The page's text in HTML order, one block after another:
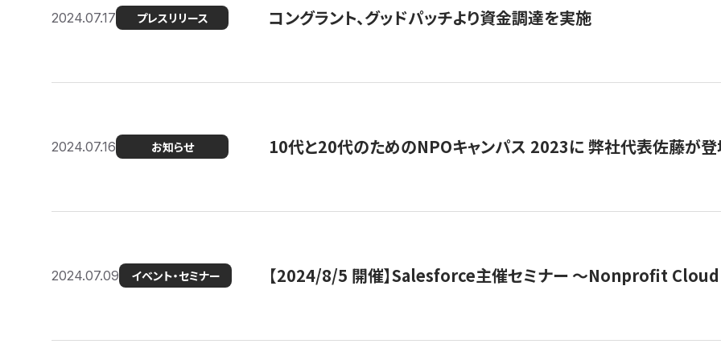
2024.07.17 プレスリリース コングラント、グッドパッチより資金調達を実施
2024.07.16 お知らせ 10代と20代のためのNPOキャンパス 2023に 弊社代表佐藤が
2024.07.09 イベント・セミナー 【2024/8/5 開催】Salesforce主催セミナー 〜Nonprofit